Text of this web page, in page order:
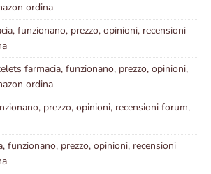
ordina
funzionano, prezzo, opinioni, recensioni
farmacia, funzionano, prezzo, opinioni,
ordina
prezzo, opinioni, recensioni forum,
funzionano, prezzo, opinioni, recensioni